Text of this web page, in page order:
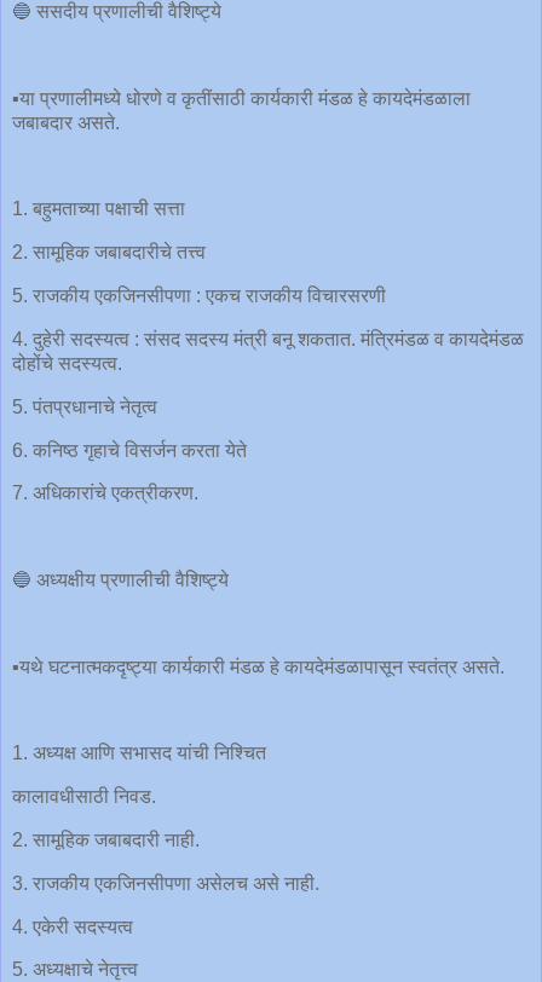
🔵 ससदीय प्रणालीची वैशिष्ट्ये
▪️या प्रणालीमध्ये धोरणे व कृतींसाठी कार्यकारी मंडळ हे कायदेमंडळाला
जबाबदार असते.
1. बहुमताच्या पक्षाची सत्ता
2. सामूहिक जबाबदारीचे तत्त्व
5. राजकीय एकजिनसीपणा : एकच राजकीय विचारसरणी
4. दुहेरी सदस्यत्व : संसद सदस्य मंत्री बनू शकतात. मंत्रिमंडळ व कायदेमंडळ
दोहोंचे सदस्यत्व.
5. पंतप्रधानाचे नेतृत्व
6. कनिष्ठ गृहाचे विसर्जन करता येते
7. अधिकारांचे एकत्रीकरण.
🔵 अध्यक्षीय प्रणालीची वैशिष्ट्ये
▪️यथे घटनात्मकदृष्ट्या कार्यकारी मंडळ हे कायदेमंडळापासून स्वतंत्र असते.
1. अध्यक्ष आणि सभासद यांची निश्चित
कालावधीसाठी निवड.
2. सामूहिक जबाबदारी नाही.
3. राजकीय एकजिनसीपणा असेलच असे नाही.
4. एकेरी सदस्यत्व
5. अध्यक्षाचे नेतृत्त्व